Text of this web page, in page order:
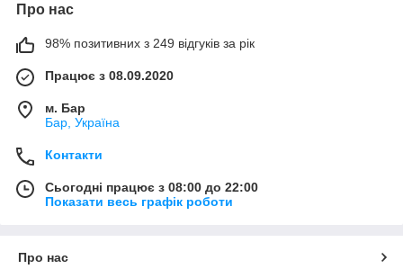
Про нас
98% позитивних з 249 відгуків за рік
Працює з 08.09.2020
м. Бар
Бар, Україна
Контакти
Сьогодні працює з 08:00 до 22:00
Показати весь графік роботи
Про нас